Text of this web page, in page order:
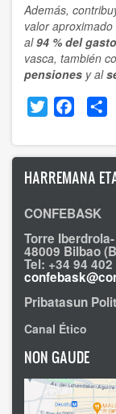
Además,
valor aproximado
al94 % del
vasca, también
pensiones y al
Twitter
HARREMANA
CONFEBASK
Torre
48009 Bilbao
Tel: +34 94 402
Pribatasun
Canal Ético
NON GAUDE